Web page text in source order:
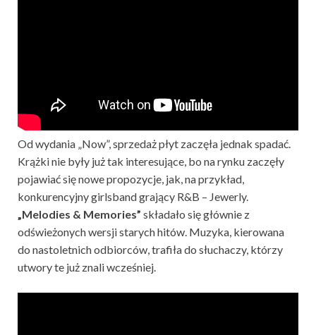
Od wydania „Now”, sprzedaż płyt zaczęła jednak spadać.
Krążki nie były już tak interesujące, bo na rynku zaczęły
pojawiać się nowe propozycje, jak, na przykład,
konkurencyjny girlsband grający R&B – Jewerly.
„Melodies & Memories” składało się głównie z
odświeżonych wersji starych hitów. Muzyka, kierowana
do nastoletnich odbiorców, trafiła do słuchaczy, którzy
utwory te już znali wcześniej.